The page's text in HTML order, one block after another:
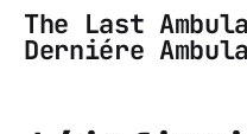
The Last
Derniére